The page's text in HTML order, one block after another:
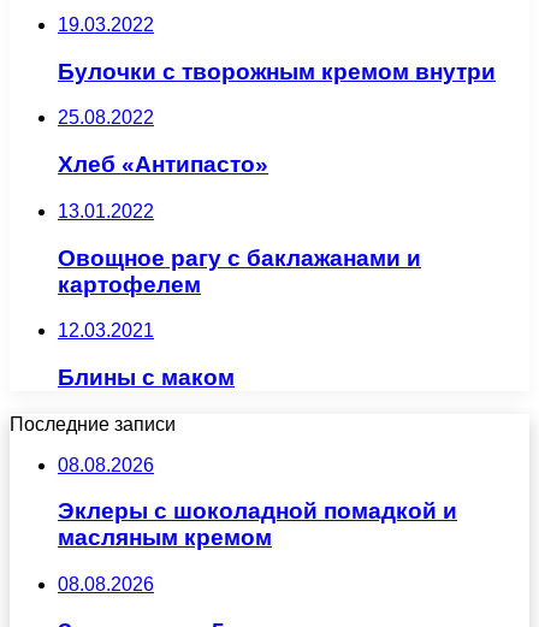
19.03.2022
Булочки с творожным кремом внутри
25.08.2022
Хлеб «Антипасто»
13.01.2022
Овощное рагу с баклажанами и
картофелем
12.03.2021
Блины с маком
Последние записи
08.08.2026
Эклеры с шоколадной помадкой и
масляным кремом
08.08.2026